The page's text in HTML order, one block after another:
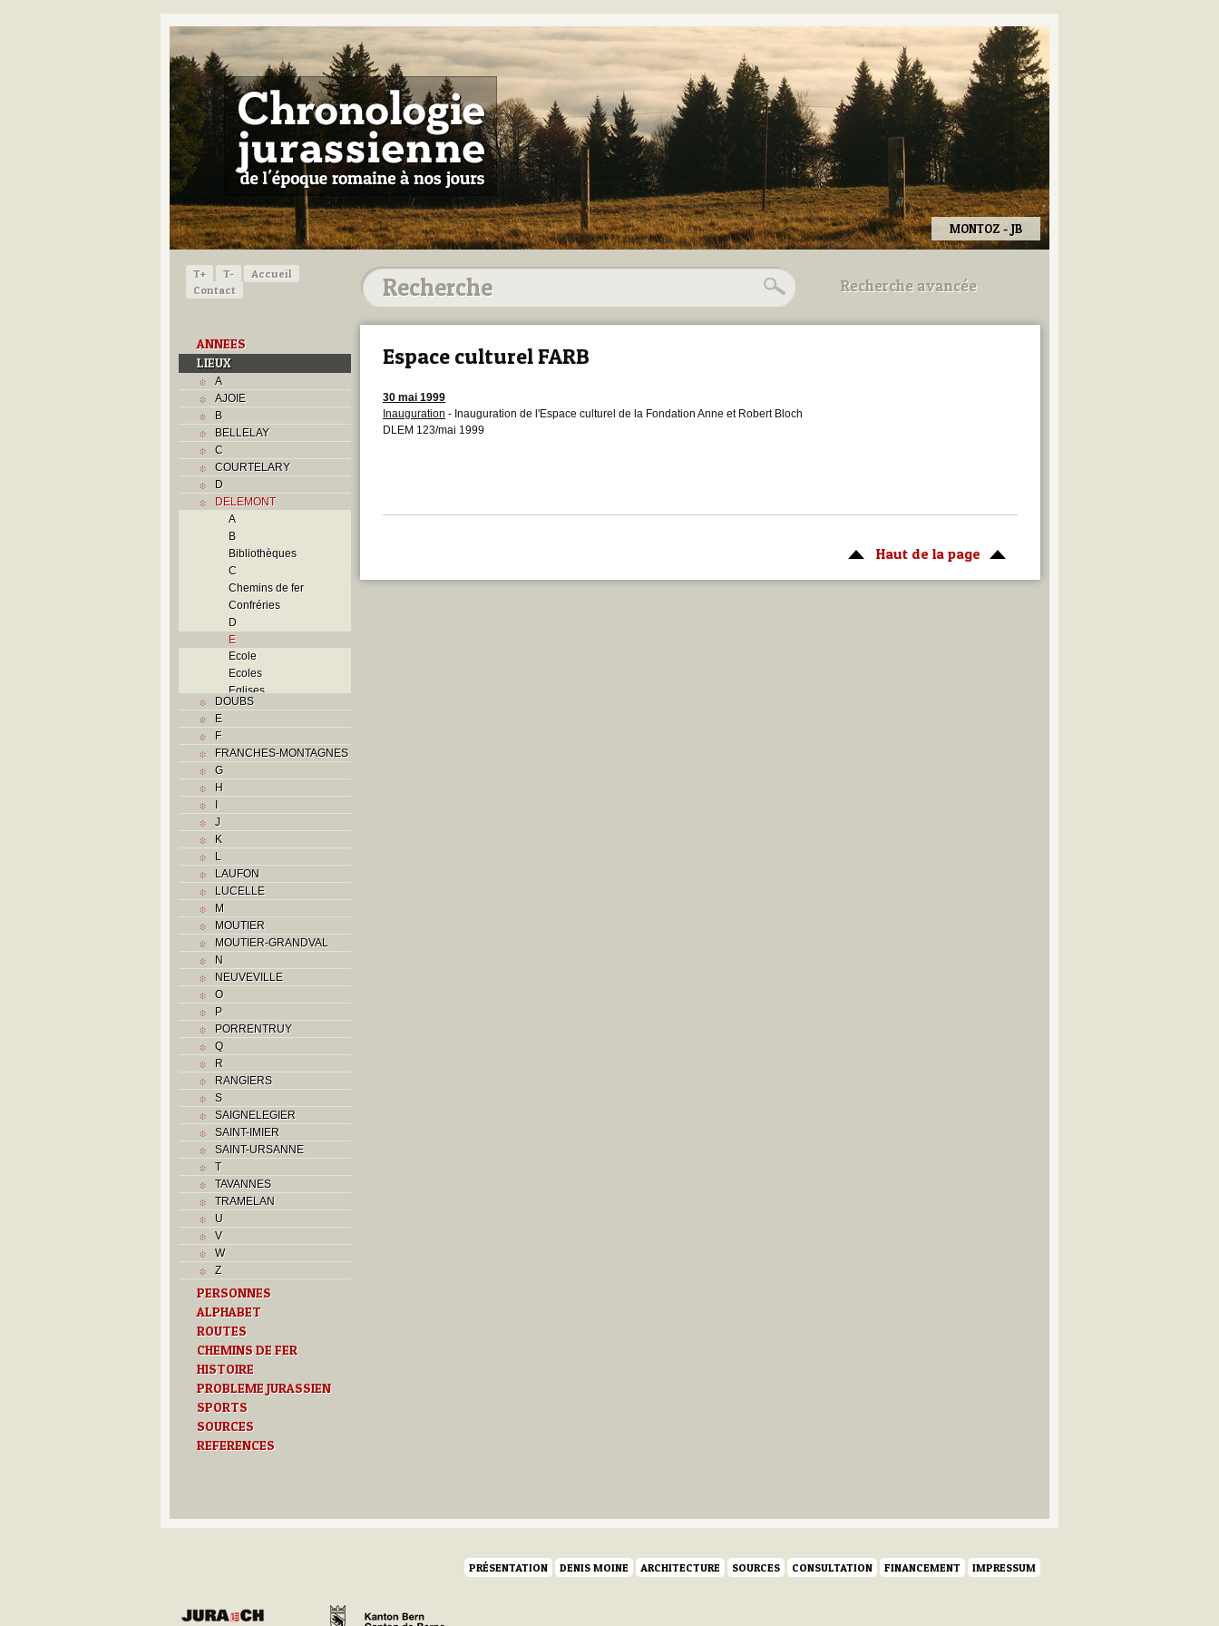
MONTOZ - JB
T+ T-
Accueil
Contact
ANNEES
LIEUX
A
AJOIE
B
BELLELAY
C
COURTELARY
D
DELEMONT
A
B
Bibliothèques
C
Chemins de fer
Confréries
D
E
Ecole
Ecoles
Eglises
F
H
Monuments historiques
O
Problème jurassien
Q
S
U
DOUBS
E
F
FRANCHES-MONTAGNES
G
H
I
J
K
L
LAUFON
LUCELLE
M
MOUTIER
MOUTIER-GRANDVAL
N
NEUVEVILLE
O
P
PORRENTRUY
Q
R
RANGIERS
S
SAIGNELEGIER
SAINT-IMIER
SAINT-URSANNE
T
TAVANNES
TRAMELAN
U
V
W
Z
PERSONNES
ALPHABET
ROUTES
CHEMINS DE FER
HISTOIRE
PROBLEME JURASSIEN
SPORTS
SOURCES
REFERENCES
Recherche avancée
Utilisez les champs ci-dessous
Espace culturel FARB
30 mai 1999
Inauguration - Inauguration de l'Espace culturel de la Fondation Anne et Robert Bloch
DLEM 123/mai 1999
Haut de la page
PRÉSENTATION DENIS MOINE ARCHITECTURE SOURCES CONSULTATION FINANCEMENT IMPRESSUM